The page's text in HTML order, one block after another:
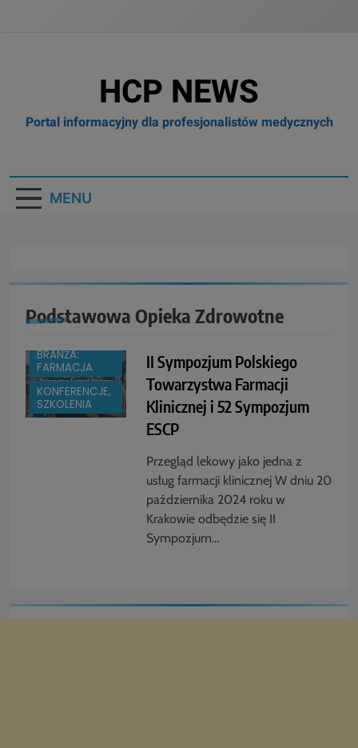
HCP NEWS
Portal informacyjny dla profesjonalistów medycznych
MENU
Podstawowa Opieka Zdrowotne
BRANŻA:
FARMACJA
KONFERENCJE,
SZKOLENIA
II Sympozjum Polskiego
Towarzystwa Farmacji
Klinicznej i 52 Sympozjum
ESCP
Przegląd lekowy jako jedna z
usług farmacji klinicznej W dniu 20
października 2024 roku w
Krakowie odbędzie się II
Sympozjum…